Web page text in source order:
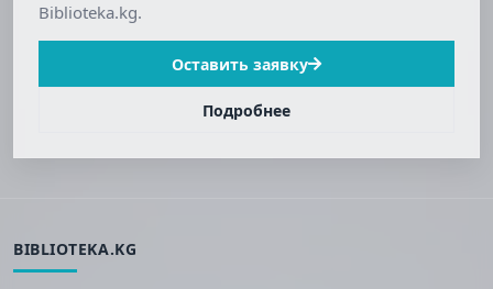
Biblioteka.kg.
Оставить заявку
Подробнее
BIBLIOTEKA.KG